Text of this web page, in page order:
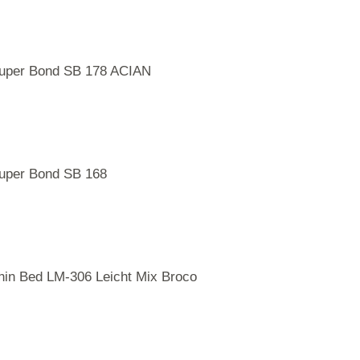
Bond SB 178 ACIAN
Bond SB 168
Bed LM-306 Leicht Mix Broco